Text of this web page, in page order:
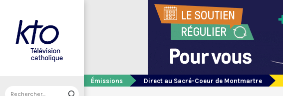
Émissions Direct au Sacré-Coeur de Montmartre